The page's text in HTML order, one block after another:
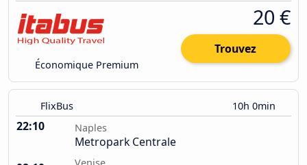
Économique Premium
20 €
Trouvez
FlixBus 10h 0min
22:10 Naples
Metropark Centrale